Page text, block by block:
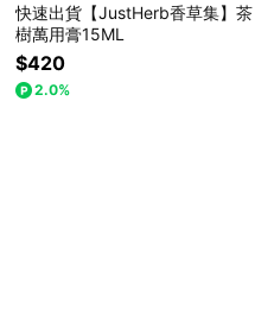
快速出貨【JustHerb香草集】茶
樹萬用膏15ML
$420
2.0%